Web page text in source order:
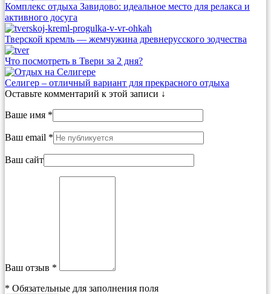
Комплекс отдыха Завидово: идеальное место для релакса и
активного досуга
Тверской кремль — жемчужина древнерусского зодчества
Что посмотреть в Твери за 2 дня?
Селигер – отличный вариант для прекрасного отдыха
Оставьте комментарий к этой записи ↓
Ваше имя *
Ваш email *
Ваш сайт
Ваш отзыв *
* Обязательные для заполнения поля